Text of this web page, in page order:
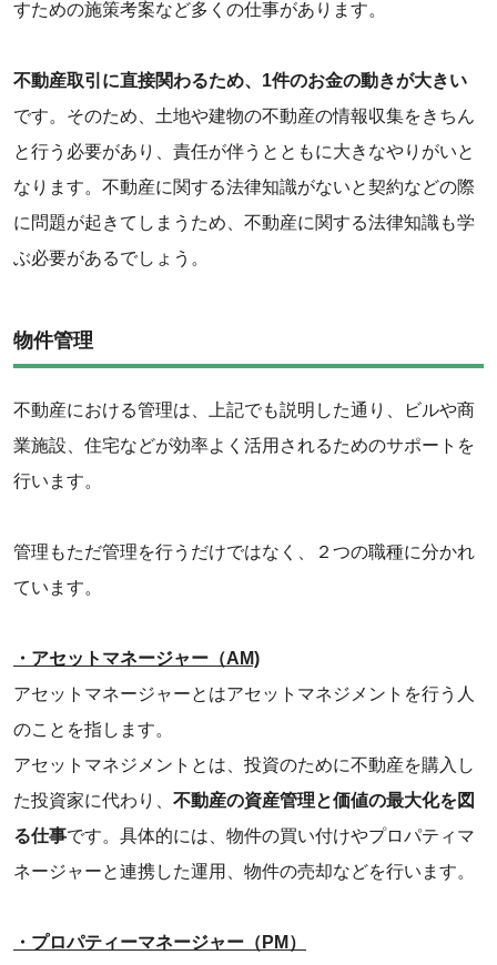
すための施策考案など多くの仕事があります。
‌不動産取引に直接関わるため、1件のお金の動きが大きい
です。そのため、土地や建物の不動産の情報収集をきちん
と行う必要があり、責任が伴うとともに大きなやりがいと
なります。不動産に関する法律知識がないと契約などの際
に問題が起きてしまうため、不動産に関する法律知識も学
ぶ必要があるでしょう。
‌物件管理
‌不動産における管理は、上記でも説明した通り、ビルや商
業施設、住宅などが効率よく活用されるためのサポートを
行います。
管理もただ管理を行うだけではなく、２つの職種に分かれ
ています。
・アセットマネージャー（AM)
‌アセットマネージャーとはアセットマネジメントを行う人
のことを指します。
アセットマネジメントとは、投資のために不動産を購入し
た投資家に代わり、 不動産の資産管理と価値の最大化を図
る仕事です。具体的には、物件の買い付けやプロパティマ
ネージャーと連携した運用、物件の売却などを行います。
‌・プロパティーマネージャー（PM）